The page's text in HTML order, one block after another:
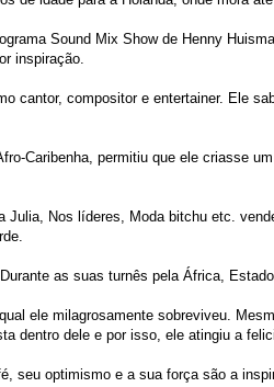
Sound Mix Show de Henny
inspiração.
cantor, compositor e entertainer. Ele
Caribenha, permitiu que ele criasse
Nos líderes, Moda bitchu etc.
as suas turnês pela África,
ele milagrosamente sobreviveu.
dentro dele e por isso, ele atingiu a
optimismo e a sua força são a